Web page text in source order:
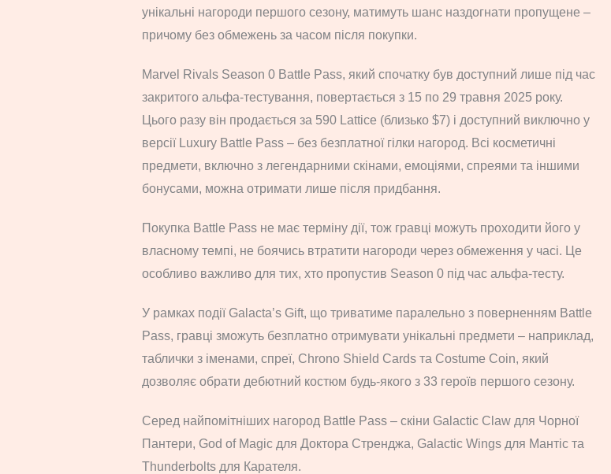
унікальні нагороди першого сезону, матимуть шанс наздогнати пропущене –
причому без обмежень за часом після покупки.
Marvel Rivals Season 0 Battle Pass, який спочатку був доступний лише під час
закритого альфа-тестування, повертається з 15 по 29 травня 2025 року.
Цього разу він продається за 590 Lattice (близько $7) і доступний виключно у
версії Luxury Battle Pass – без безплатної гілки нагород. Всі косметичні
предмети, включно з легендарними скінами, емоціями, спреями та іншими
бонусами, можна отримати лише після придбання.
Покупка Battle Pass не має терміну дії, тож гравці можуть проходити його у
власному темпі, не боячись втратити нагороди через обмеження у часі. Це
особливо важливо для тих, хто пропустив Season 0 під час альфа-тесту.
У рамках події Galacta’s Gift, що триватиме паралельно з поверненням Battle
Pass, гравці зможуть безплатно отримувати унікальні предмети – наприклад,
таблички з іменами, спреї, Chrono Shield Cards та Costume Coin, який
дозволяє обрати дебютний костюм будь-якого з 33 героїв першого сезону.
Серед найпомітніших нагород Battle Pass – скіни Galactic Claw для Чорної
Пантери, God of Magic для Доктора Стренджа, Galactic Wings для Мантіс та
Thunderbolts для Карателя.